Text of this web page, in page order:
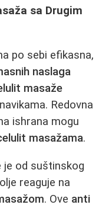
sa Drugim
po sebi efikasna,
naslaga
masaže
Redovna
ishrana mogu
masažama.
je od suštinskog
reaguje na
. Ove anti